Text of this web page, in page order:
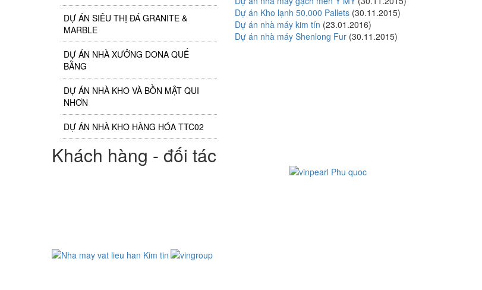
DỰ ÁN SIÊU THỊ ĐÁ GRANITE &
MARBLE
DỰ ÁN NHÀ XƯỞNG DONA QUẾ
BẰNG
DỰ ÁN NHÀ KHO VÀ BỒN MẬT QUI
NHƠN
DỰ ÁN NHÀ KHO HÀNG HÓA TTC02
Dự án Kho lạnh 50,000 Pallets(30.11.2015)
Dự án nhà máy kim tín (23.01.2016)
Dự án nhà máy Shenlong Fur(30.11.2015)
Khách hàng - đối tác